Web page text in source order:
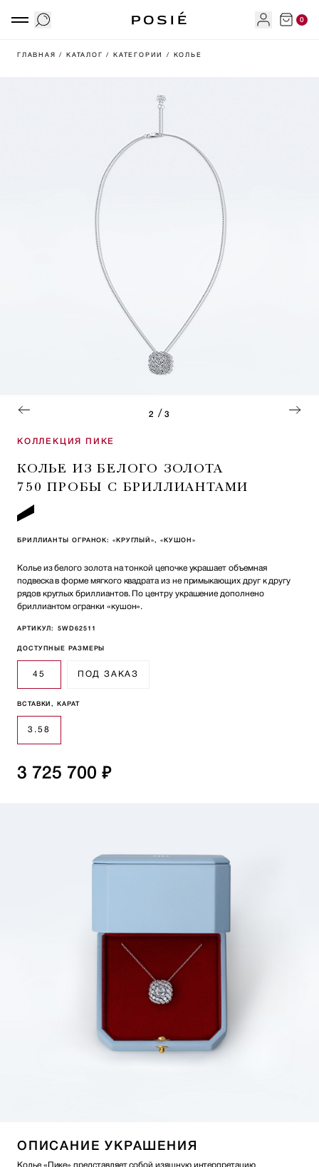
0
ГЛАВНАЯ/ КАТАЛОГ/ КАТЕГОРИИ/ КОЛЬЕ
2 / 3
КОЛЛЕКЦИЯ ПИКЕ
КОЛЬЕ ИЗ БЕЛОГО ЗОЛОТА
750 ПРОБЫ С БРИЛЛИАНТАМИ
БРИЛЛИАНТЫ ОГРАНОК: «КРУГЛЫЙ», «КУШОН»
Колье из белого золота на тонкой цепочке украшает объемная
подвеска в форме мягкого квадрата из не примыкающих друг к другу
рядов круглых бриллиантов. По центру украшение дополнено
бриллиантом огранки «кушон».
АРТИКУЛ: 5WD62511
ДОСТУПНЫЕ РАЗМЕРЫ
45 ПОД ЗАКАЗ
ВСТАВКИ, КАРАТ
3.58
3 725 700 ₽
ОПИСАНИЕ УКРАШЕНИЯ
Колье «Пике» представляет собой изящную интерпретацию